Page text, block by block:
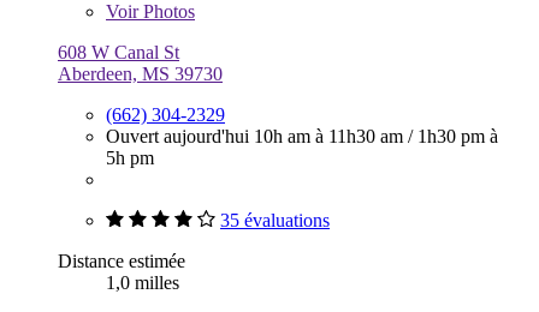
VoirPhotos
608 W Canal St
Aberdeen, MS 39730
(662) 304-2329
Ouvert aujourd'hui 10h am à 11h30 am / 1h30 pm à
5h pm
35 évaluations
Distance estimée
1,0 milles